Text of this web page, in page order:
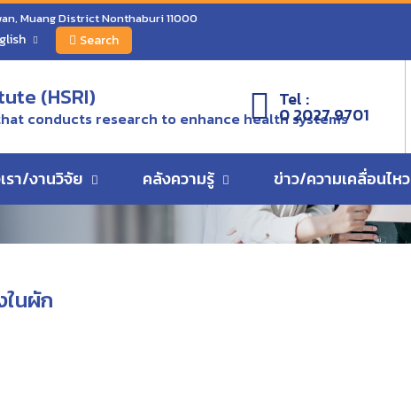
Muang District Nonthaburi 11000
Search
(HSRI)
conducts research to enhance health systems
Tel :
0 2027 9701
รา/งานวิจัย คลังความรู้ ข่าว/ความเคลื่อนไหว
ค้างในผัก
นผัก